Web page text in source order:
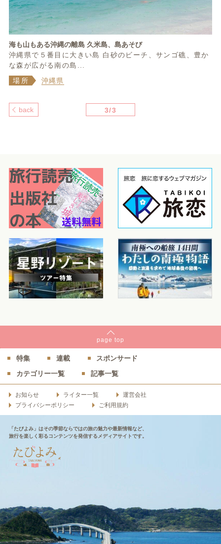
海も山もある沖縄の離島 久米島、島あそび
沖縄県で５番目に大きい島 白砂のビーチ、サンゴ礁、豊か
な森が広がる南の島...
場所
沖縄県
back 3/3
page top
特集 連載
スポンサード
カテゴリー一覧
記事一覧
お知らせ ライター一覧
運営会社
プライバシーポリシー
ご利用規約
「たびよみ」はその季節ならではの旅の魅力や最新情報など、
旅行を楽しく彩るコンテンツを発信するメディアサイトです。